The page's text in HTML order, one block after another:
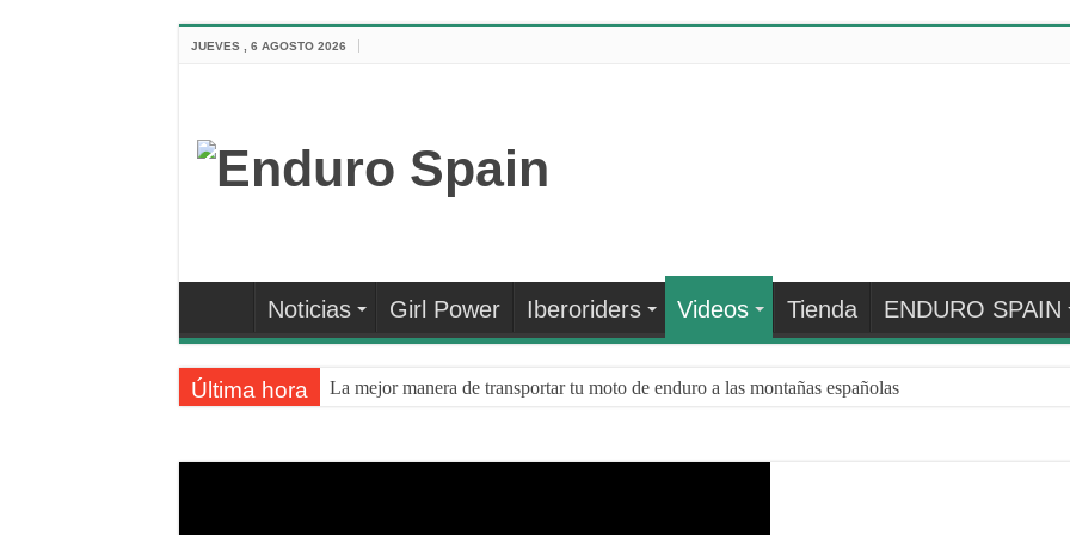
JUEVES , 6 AGOSTO 2026
Noticias Girl Power Iberoriders Videos Tienda ENDURO SPAIN
Última hora
La mejor manera de transportar tu moto de enduro a las montañas españolas
¿Sabes cómo poner a punto tu MTB eléctrica para esta primavera?